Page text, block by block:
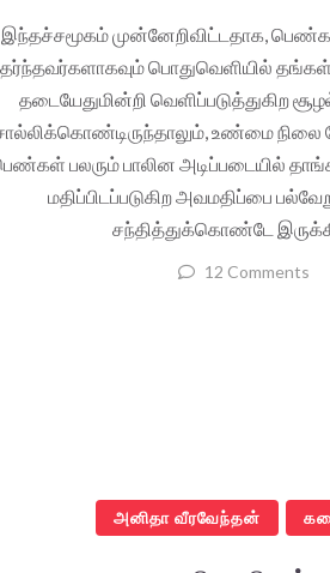
இந்தச்சமூகம் முன்னேறிவிட்டதாக,
பொதுவெளியில்
தடையேதுமின்றி வெளிப்படுத்துகிற
உண்மை நிலை
பலரும் பாலின அடிப்படையில்
மதிப்பிடப்படுகிற அவமதிப்பை
சந்தித்துக்கொண்டே
12 Comments
அனிதா வீரவேந்தன்